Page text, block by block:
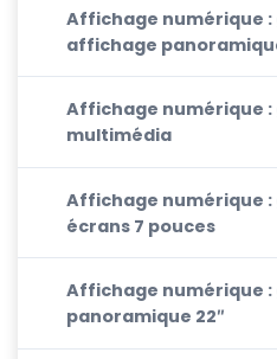
Affichage numérique :
affichage
Affichage numérique :
multimédia
Affichage numérique :
écrans 7 pouces
Affichage numérique :
panoramique 22″